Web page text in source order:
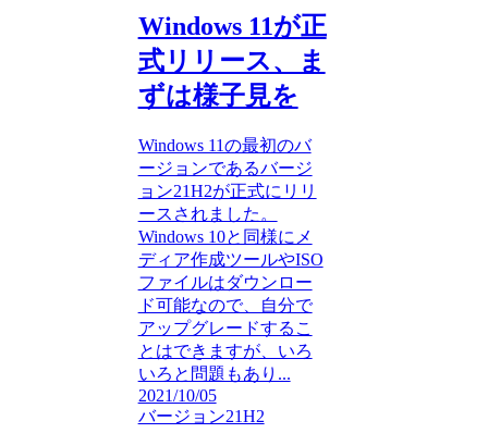
Windows 11が正
式リリース、ま
ずは様子見を
Windows 11の最初のバ
ージョンであるバージ
ョン21H2が正式にリリ
ースされました。
Windows 10と同様にメ
ディア作成ツールやISO
ファイルはダウンロー
ド可能なので、自分で
アップグレードするこ
とはできますが、いろ
いろと問題もあり...
2021/10/05
バージョン21H2